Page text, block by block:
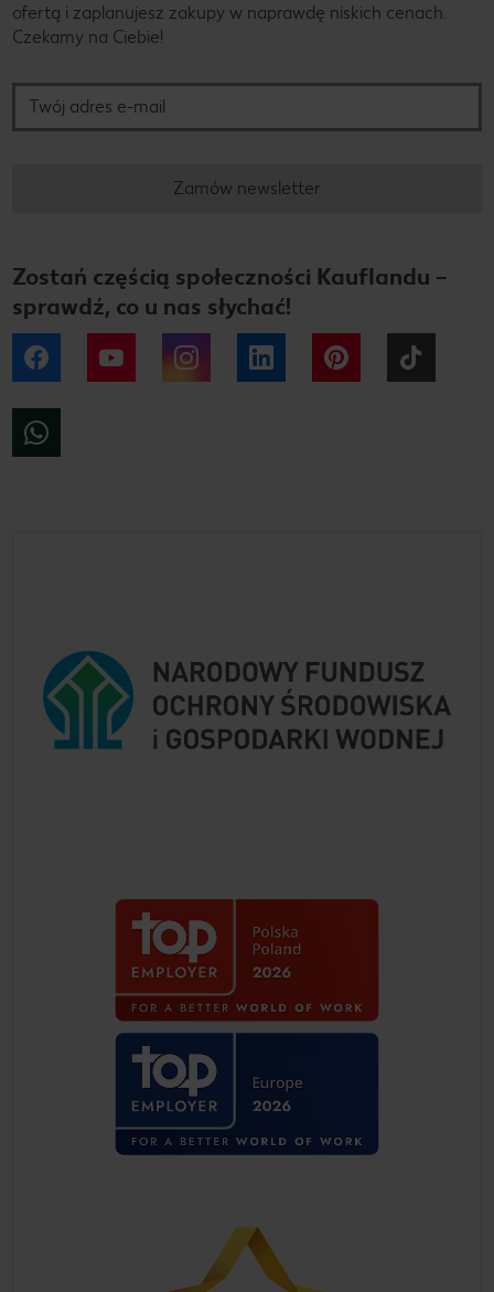
ofertą i zaplanujesz zakupy w naprawdę niskich cenach.
Czekamy na Ciebie!
Zamów newsletter
Zostań częścią społeczności Kauflandu –
sprawdź, co u nas słychać!
Facebook YouTube Instagram LinkedIn Pinterest